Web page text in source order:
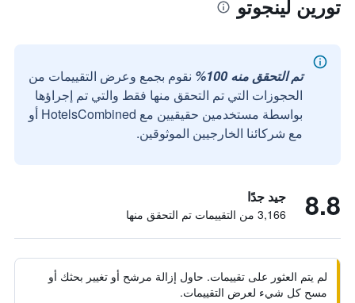
تورين لينجوتو
تم التحقق منه 100%
نقوم بجمع وعرض التقييمات من
الحجوزات التي تم التحقق منها فقط والتي تم إجراؤها
بواسطة مستخدمين حقيقيين مع HotelsCombined أو
مع شركائنا الخارجيين الموثوقين.
8.8 جيد جدًا
3,166 من التقييمات تم التحقق منها
لم يتم العثور على تقييمات. حاول إزالة مرشح أو تغيير بحثك أو
مسح كل شيء لعرض التقييمات.